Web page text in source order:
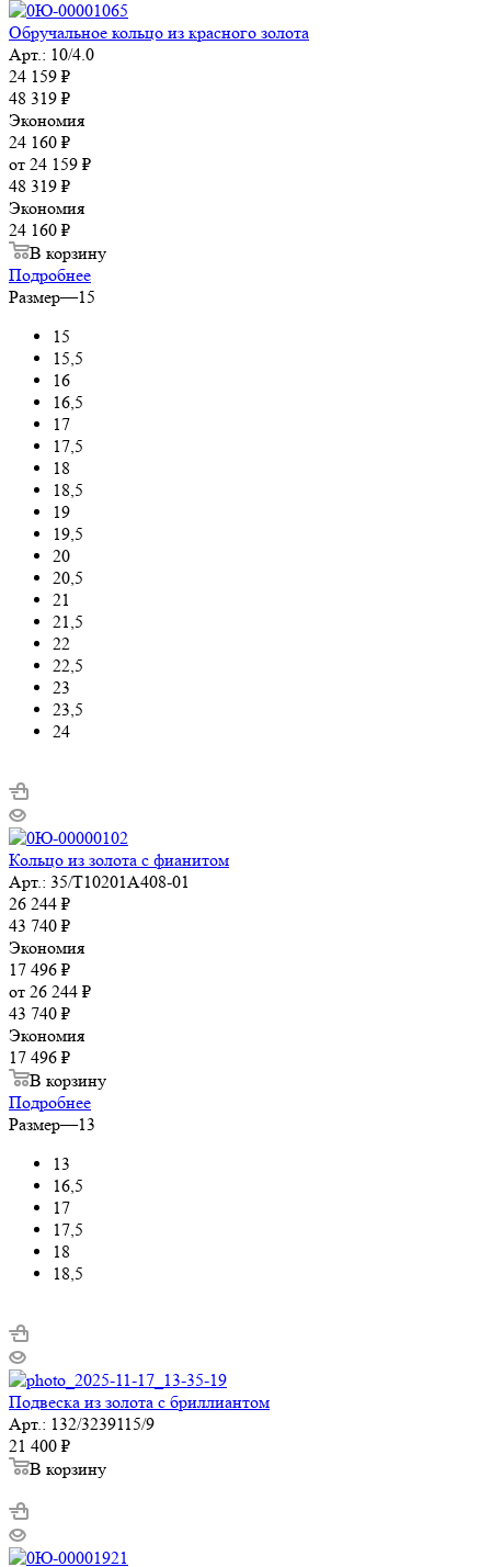
Обручальное кольцо из красного золота
Арт.: 10/4.0
24 159 ₽
48 319 ₽
Экономия
24 160 ₽
от 24 159 ₽
48 319 ₽
Экономия
24 160 ₽
В корзину
Подробнее
Размер—15
15
15,5
16
16,5
17
17,5
18
18,5
19
19,5
20
20,5
21
21,5
22
22,5
23
23,5
24
Кольцо из золота с фианитом
Арт.: 35/Т10201А408-01
26 244 ₽
43 740 ₽
Экономия
17 496 ₽
от 26 244 ₽
43 740 ₽
Экономия
17 496 ₽
В корзину
Подробнее
Размер—13
13
16,5
17
17,5
18
18,5
Подвеска из золота с бриллиантом
Арт.: 132/3239115/9
21 400 ₽
В корзину